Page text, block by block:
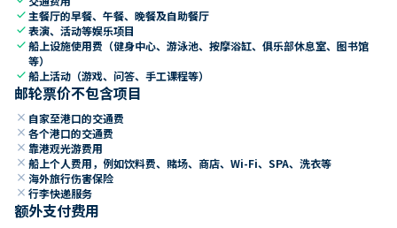
check 主餐厅的早餐、午餐、晚餐及自助餐厅
check表演、活动等娱乐项目
check船上设施使用费（健身中心、游泳池、按摩浴缸、俱乐部休息室、图书馆
等）
check船上活动（游戏、问答、手工课程等）
邮轮票价不包含项目
close 自家至港口的交通费
close 各个港口的交通费
close 靠港观光游费用
close 船上个人费用，例如饮料费、赌场、商店、Wi-Fi、SPA、洗衣等
close 海外旅行伤害保险
close 行李快递服务
额外支付费用